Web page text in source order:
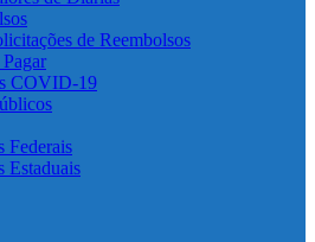
de Reembolsos
COVID-19
Federais
Estaduais